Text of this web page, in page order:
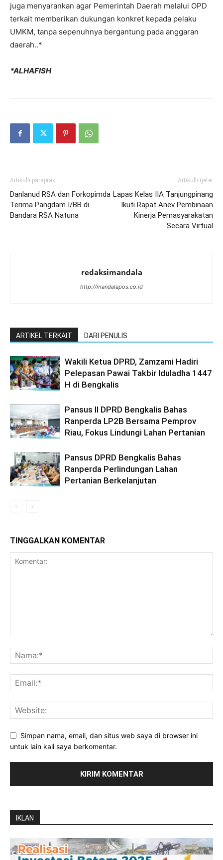
juga menyarankan agar Pemerintah Daerah melalui OPD
terkait memberikan dukungan konkret kepada pelaku
UMKM, tanpa sepenuhnya bergantung pada anggaran
daerah..*
*ALHAFISH
Artikulli paraprak
Danlanud RSA dan Forkopimda
Terima Pangdam I/BB di
Bandara RSA Natuna
Artikulli tjetër
Lapas Kelas IIA Tanjungpinang
Ikuti Rapat Anev Pembinaan
Kinerja Pemasyarakatan
Secara Virtual
redaksimandala
http://mandalapos.co.id
ARTIKEL TERKAIT DARI PENULIS
Wakili Ketua DPRD, Zamzami Hadiri
Pelepasan Pawai Takbir Iduladha 1447
H di Bengkalis
Pansus II DPRD Bengkalis Bahas
Ranperda LP2B Bersama Pemprov
Riau, Fokus Lindungi Lahan Pertanian
Pansus DPRD Bengkalis Bahas
Ranperda Perlindungan Lahan
Pertanian Berkelanjutan
TINGGALKAN KOMENTAR
Simpan nama, email, dan situs web saya di browser ini
untuk lain kali saya berkomentar.
IKLAN